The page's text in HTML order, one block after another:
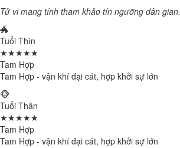
Tử vi mang tính tham khảo tín ngưỡng dân gian.
🐲
Tuổi Thìn
★★★★★
Tam Hợp
Tam Hợp - vận khí đại cát, hợp khởi sự lớn
🐵
Tuổi Thân
★★★★★
Tam Hợp
Tam Hợp - vận khí đại cát, hợp khởi sự lớn